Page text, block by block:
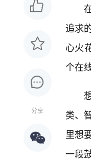
分享
追求
心火
个在
类、
里想
一段